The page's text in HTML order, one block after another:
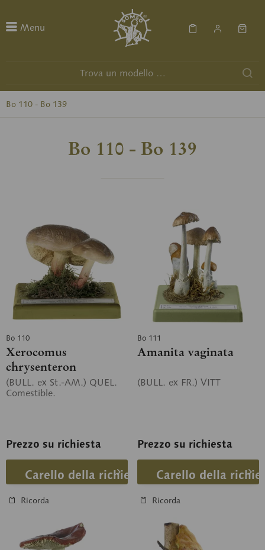
Menu
Bo 110 - Bo 139
Bo 110 - Bo 139
Bo 110
Xerocomus
chrysenteron
(BULL. ex St.-AM.) QUEL.
Comestible.
Prezzo su richiesta
Carello della richiesta
Ricorda
Bo 111
Amanita vaginata
(BULL. ex FR.) VITT
Prezzo su richiesta
Carello della
Ricorda